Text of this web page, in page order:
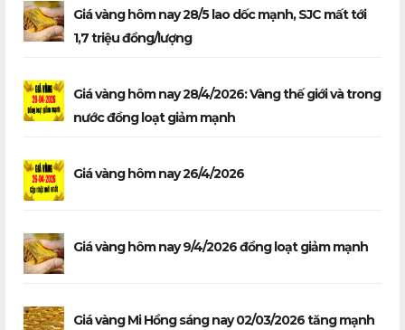
Giá vàng hôm nay 28/5 lao dốc mạnh, SJC mất tới
1,7 triệu đồng/lượng
Giá vàng hôm nay 28/4/2026: Vàng thế giới và trong
nước đồng loạt giảm mạnh
Giá vàng hôm nay 26/4/2026
Giá vàng hôm nay 9/4/2026 đồng loạt giảm mạnh
Giá vàng Mi Hồng sáng nay 02/03/2026 tăng mạnh